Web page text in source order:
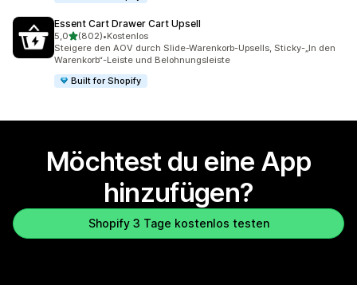
Essent Cart Drawer Cart Upsell
5,0von 5 Sternen
(802)
802 Rezensionen insgesamt
•Kostenlos
Steigere den AOV durch Slide-Warenkorb-Upsells, Sticky-„In den
Warenkorb“-Leiste und Belohnungsleiste
Built for Shopify
Möchtest du eine App
hinzufügen?
Shopify 3 Tage kostenlos testen